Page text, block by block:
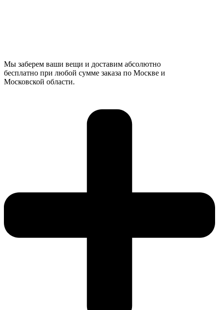
Мы заберем ваши вещи и доставим абсолютно
бесплатно при любой сумме заказа по Москве и
Московской области.